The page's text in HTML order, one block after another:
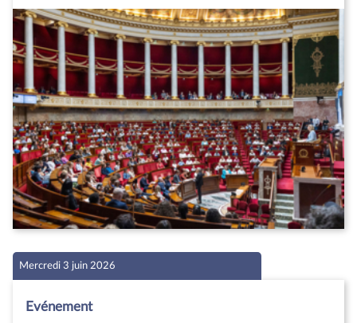
Mercredi 3 juin 2026
Evénement